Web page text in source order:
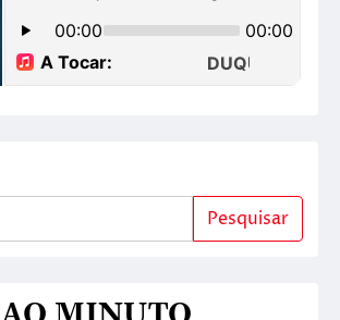
Pesquisar